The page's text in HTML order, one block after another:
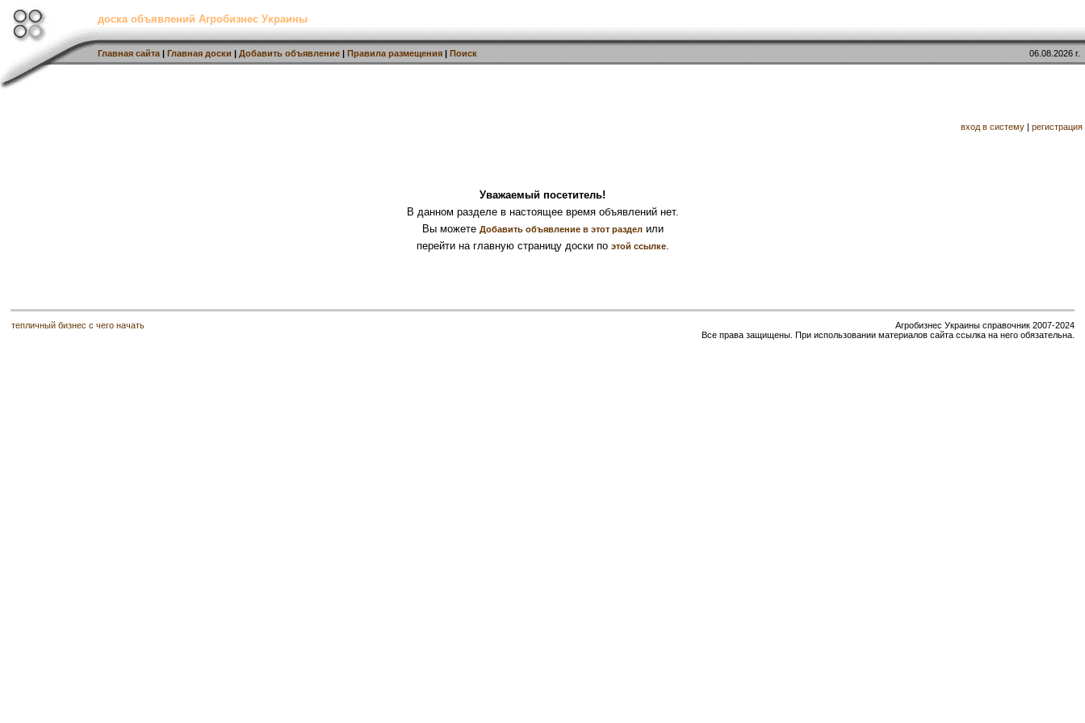
доска объявлений Агробизнес Украины
Главная сайта | Главная доски | Добавить объявление | Правила размещения | Поиск 06.08.2026 г.
вход в систему | регистрация
Уважаемый посетитель!
В данном разделе в настоящее время объявлений нет.
Вы можете Добавить объявление в этот разделили
перейти на главную страницу доски по этой ссылке.
тепличный бизнес с чего начать
Агробизнес Украины справочник 2007-2024
Все права защищены. При использовании материалов сайта ссылка на него обязательна.